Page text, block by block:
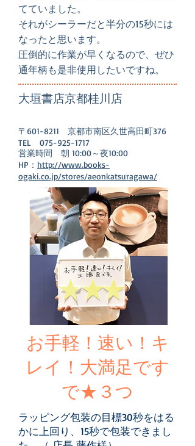
てていました。
それがシーラーだと半分の15秒には
なったと思います。
圧倒的に作業が早くなるので、ぜひ
通年柄も是非使用したいですね。
大垣書店京都桂川店
​〒601-8211 京都市南区久世高田町376
TEL 075-925-1717
営業時間 朝 10:00～夜10:00
​HP： http://www.books-
ogaki.co.jp/stores/aeonkatsuragawa/
​お手軽！速い！キ
レイ！大満足です
で★３つ
ラッピング包装の目標30秒をはる
かに上回り、15秒で包装できまし